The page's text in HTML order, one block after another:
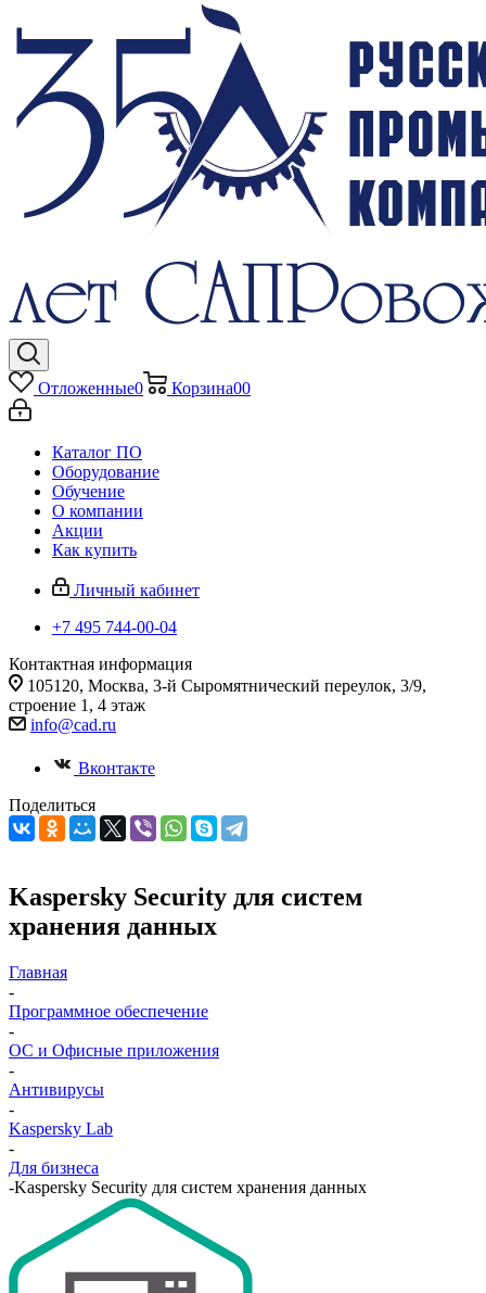
Отложенные0 Корзина00
Каталог ПО
Оборудование
Обучение
О компании
Акции
Как купить
Личный кабинет
+7 495 744-00-04
Контактная информация
105120, Москва, 3-й Сыромятнический переулок, 3/9,
строение 1, 4 этаж
info@cad.ru
Вконтакте
Поделиться
Kaspersky Security для систем
хранения данных
Главная
-
Программное обеспечение
-
ОС и Офисные приложения
-
Антивирусы
-
Kaspersky Lab
-
Для бизнеса
-Kaspersky Security для систем хранения данных